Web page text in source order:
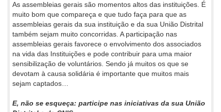
As assembleias gerais são momentos altos das instituições. É
muito bom que compareça e que tudo faça para que as
assembleias gerais da sua instituição e da sua União Distrital
também sejam muito concorridas. A participação nas
assembleias gerais favorece o envolvimento dos associados
na vida das Instituições e pode contribuir para uma maior
sensibilização de voluntários. Sendo já muitos os que se
devotam à causa solidária é importante que muitos mais
sejam captados…
E, não se esqueça: participe nas iniciativas da sua União